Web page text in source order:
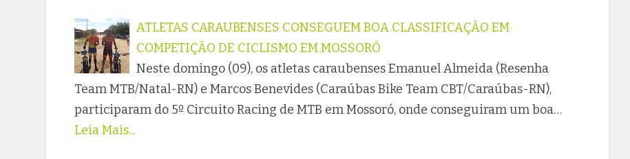
ATLETAS CARAUBENSES CONSEGUEM BOA CLASSIFICAÇÃO EM
COMPETIÇÃO DE CICLISMO EM MOSSORÓ
Neste domingo (09), os atletas caraubenses Emanuel Almeida (Resenha
Team MTB/Natal-RN) e Marcos Benevides (Caraúbas Bike Team CBT/Caraúbas-RN),
participaram do 5º Circuito Racing de MTB em Mossoró, onde conseguiram um boa…
Leia Mais...